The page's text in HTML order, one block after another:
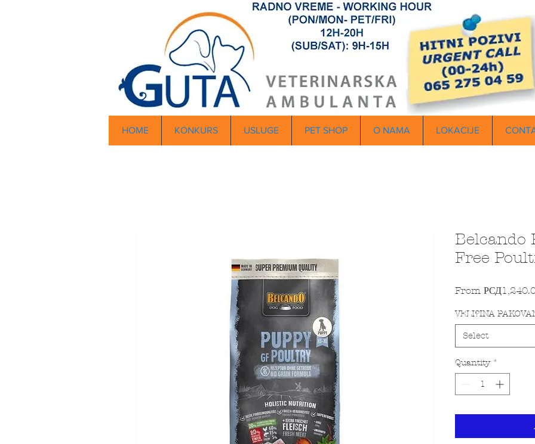
HOME KONKURS USLUGE PET SHOP O NAMA LOKACIJE
Belcando
Free
From
VELI?INA
Select
Quantity *